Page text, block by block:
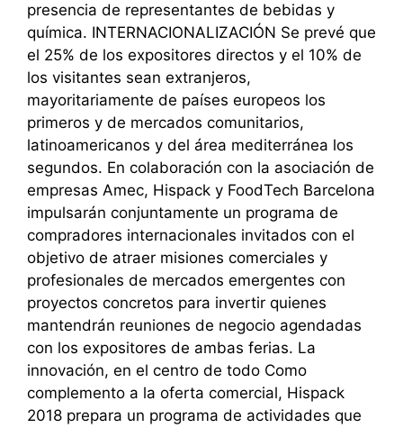
presencia de representantes de bebidas y
química. INTERNACIONALIZACIÓN Se prevé que
el 25% de los expositores directos y el 10% de
los visitantes sean extranjeros,
mayoritariamente de países europeos los
primeros y de mercados comunitarios,
latinoamericanos y del área mediterránea los
segundos. En colaboración con la asociación de
empresas Amec, Hispack y FoodTech Barcelona
impulsarán conjuntamente un programa de
compradores internacionales invitados con el
objetivo de atraer misiones comerciales y
profesionales de mercados emergentes con
proyectos concretos para invertir quienes
mantendrán reuniones de negocio agendadas
con los expositores de ambas ferias. La
innovación, en el centro de todo Como
complemento a la oferta comercial, Hispack
2018 prepara un programa de actividades que